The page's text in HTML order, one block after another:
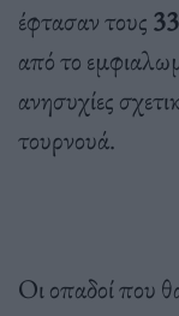
έφτασαν τους
από το
ανησυχίες
τουρνουά.
Οι οπαδοί που